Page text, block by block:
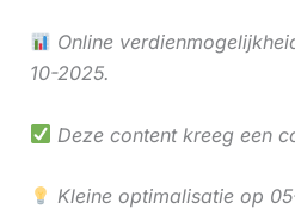
Online
10-2025.
Deze content kreeg een
Kleine optimalisatie op